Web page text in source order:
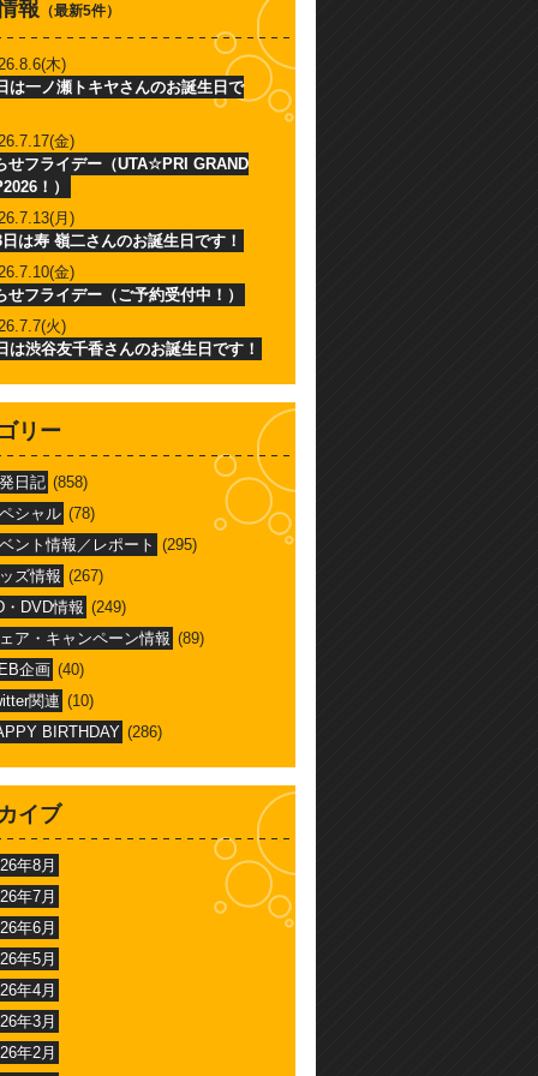
報 （最新5件）
木)
は一ノ瀬トキヤさんのお誕生日で
金)
せフライデー（UTA☆PRI GRAND
！）
月)
は寿 嶺二さんのお誕生日です！
金)
せフライデー（ご予約受付中！）
火)
は渋谷友千香さんのお誕生日です！
リー
日記 (858)
シャル (78)
ント情報／レポート (295)
ズ情報 (267)
・DVD情報 (249)
ア・キャンペーン情報 (89)
企画 (40)
関連 (10)
BIRTHDAY (286)
イブ
年8月
年7月
年6月
年5月
年4月
年3月
年2月